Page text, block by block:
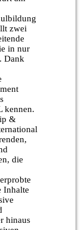
zwei
in nur
Dank
kennen.
&
die
Inhalte
hinaus